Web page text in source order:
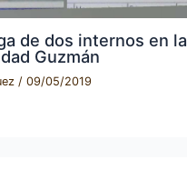
de dos internos en la
Guzmán
/09/05/2019